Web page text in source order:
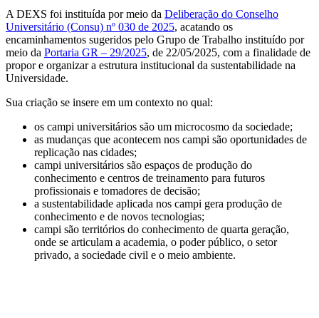
A DEXS foi instituída por meio da Deliberação do Conselho
Universitário (Consu) nº 030 de 2025, acatando os
encaminhamentos sugeridos pelo Grupo de Trabalho instituído por
meio da Portaria GR – 29/2025, de 22/05/2025, com a finalidade de
propor e organizar a estrutura institucional da sustentabilidade na
Universidade.
Sua criação se insere em um contexto no qual:
os campi universitários são um microcosmo da sociedade;
as mudanças que acontecem nos campi são oportunidades de
replicação nas cidades;
campi universitários são espaços de produção do
conhecimento e centros de treinamento para futuros
profissionais e tomadores de decisão;
a sustentabilidade aplicada nos campi gera produção de
conhecimento e de novos tecnologias;
campi são territórios do conhecimento de quarta geração,
onde se articulam a academia, o poder público, o setor
privado, a sociedade civil e o meio ambiente.